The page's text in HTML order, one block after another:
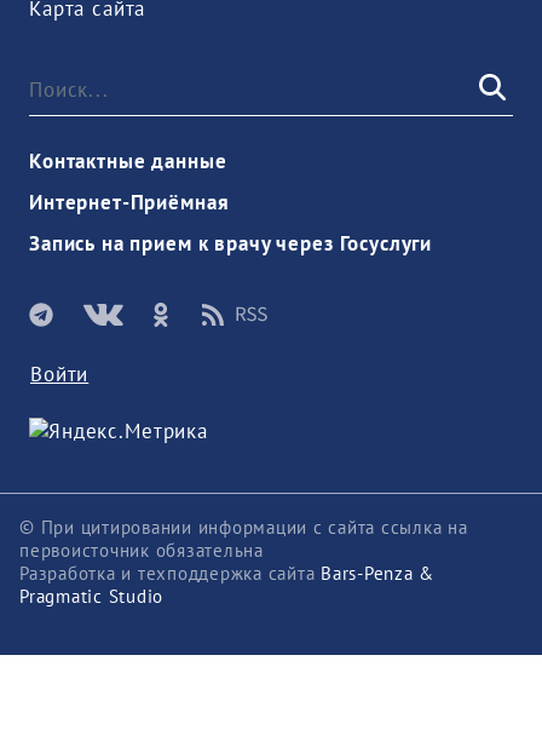
Карта сайта
Контактные данные
Интернет-Приёмная
Запись на прием к врачу через Госуслуги
Войти
© При цитировании информации с сайта ссылка на
первоисточник обязательна
Разработка и техподдержка сайта Bars-Penza &
Pragmatic Studio